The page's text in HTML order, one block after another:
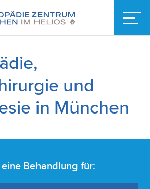
und
in München
Behandlung für: